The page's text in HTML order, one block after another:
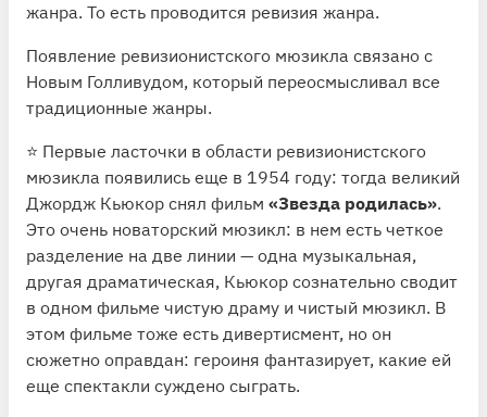
жанра. То есть проводится ревизия жанра.
Появление ревизионистского мюзикла связано с
Новым Голливудом, который переосмысливал все
традиционные жанры.
⭐️ Первые ласточки в области ревизионистского
мюзикла появились еще в 1954 году: тогда великий
Джордж Кьюкор снял фильм «Звезда родилась».
Это очень новаторский мюзикл: в нем есть четкое
разделение на две линии — одна музыкальная,
другая драматическая, Кьюкор сознательно сводит
в одном фильме чистую драму и чистый мюзикл. В
этом фильме тоже есть дивертисмент, но он
сюжетно оправдан: героиня фантазирует, какие ей
еще спектакли суждено сыграть.